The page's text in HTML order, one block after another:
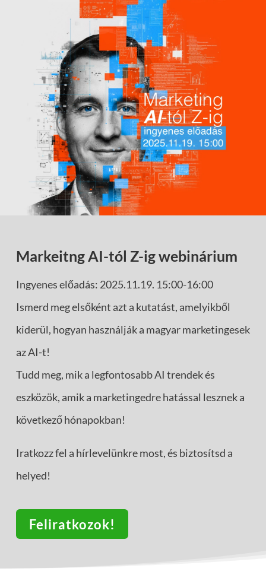
Markeitng AI-tól Z-ig webinárium
Ingyenes előadás: 2025.11.19. 15:00-16:00
Ismerd meg elsőként azt a kutatást, amelyikből
kiderül, hogyan használják a magyar marketingesek
az AI-t!
Tudd meg, mik a legfontosabb AI trendek és
eszközök, amik a marketingedre hatással lesznek a
következő hónapokban!
Iratkozz fel a hírlevelünkre most, és biztosítsd a
helyed!
Feliratkozok!